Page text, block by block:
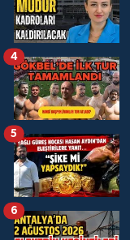
4
5
6